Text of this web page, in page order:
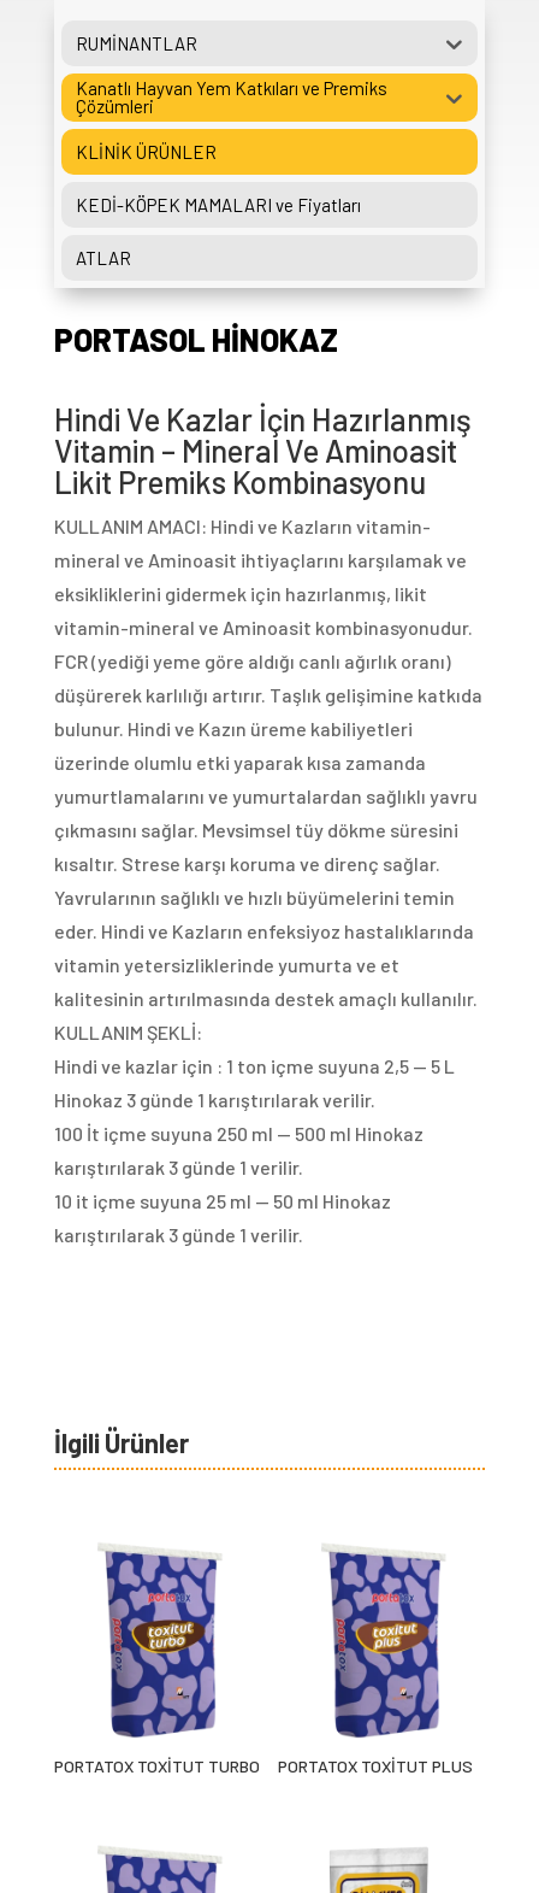
RUMİNANTLAR
Kanatlı Hayvan Yem Katkıları ve Premiks
Çözümleri
KLİNİK ÜRÜNLER
KEDİ-KÖPEK MAMALARI ve Fiyatları
ATLAR
PORTASOL HİNOKAZ
Hindi Ve Kazlar İçin Hazırlanmış
Vitamin – Mineral Ve Aminoasit
Likit Premiks Kombinasyonu
KULLANIM AMACI: Hindi ve Kazların vitamin-
mineral ve Aminoasit ihtiyaçlarını karşılamak ve
eksikliklerini gidermek için hazırlanmış, likit
vitamin-mineral ve Aminoasit kombinasyonudur.
FCR (yediği yeme göre aldığı canlı ağırlık oranı)
düşürerek karlılığı artırır. Taşlık gelişimine katkıda
bulunur. Hindi ve Kazın üreme kabiliyetleri
üzerinde olumlu etki yaparak kısa zamanda
yumurtlamalarını ve yumurtalardan sağlıklı yavru
çıkmasını sağlar. Mevsimsel tüy dökme süresini
kısaltır. Strese karşı koruma ve direnç sağlar.
Yavrularının sağlıklı ve hızlı büyümelerini temin
eder. Hindi ve Kazların enfeksiyoz hastalıklarında
vitamin yetersizliklerinde yumurta ve et
kalitesinin artırılmasında destek amaçlı kullanılır.
KULLANIM ŞEKLİ:
Hindi ve kazlar için : 1 ton içme suyuna 2,5 — 5 L
Hinokaz 3 günde 1 karıştırılarak verilir.
100 İt içme suyuna 250 ml — 500 ml Hinokaz
karıştırılarak 3 günde 1 verilir.
10 it içme suyuna 25 ml — 50 ml Hinokaz
karıştırılarak 3 günde 1 verilir.
İlgili Ürünler
PORTATOX TOXİTUT TURBO PORTATOX TOXİTUT PLUS